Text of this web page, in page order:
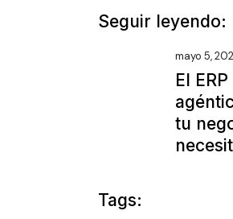
Seguir leyendo:
mayo 5,
El ERP
tu
Tags: